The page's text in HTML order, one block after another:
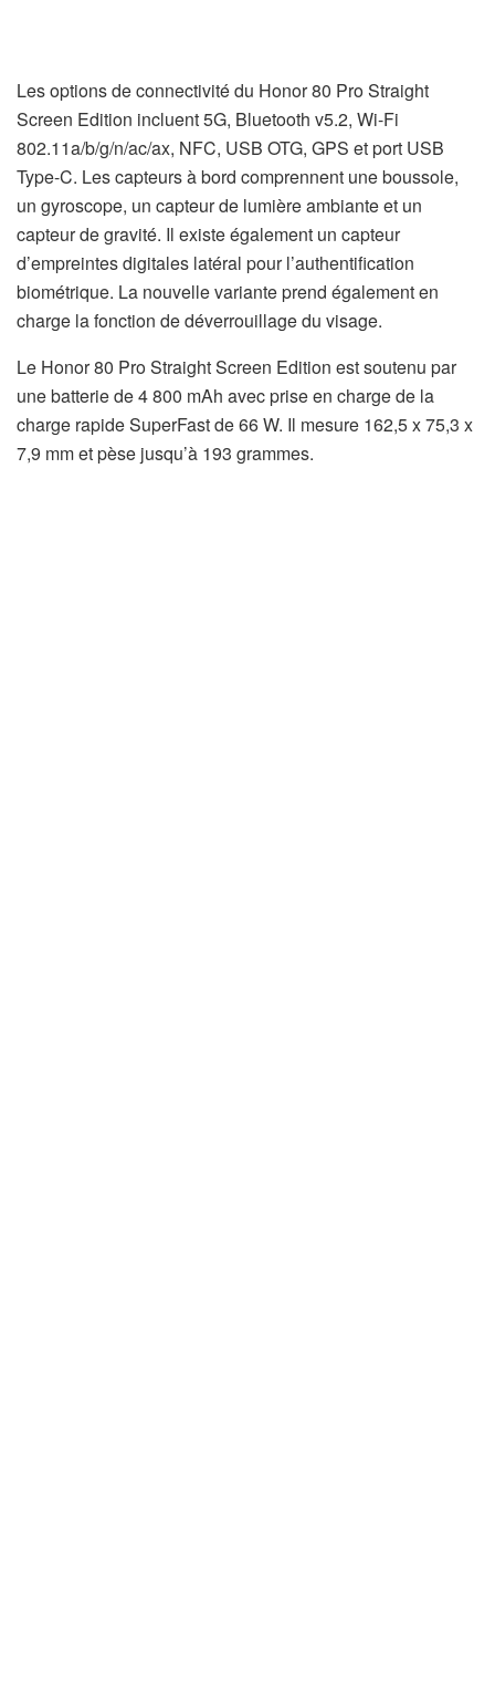
Les options de connectivité du Honor 80 Pro Straight
Screen Edition incluent 5G, Bluetooth v5.2, Wi-Fi
802.11a/b/g/n/ac/ax, NFC, USB OTG, GPS et port USB
Type-C. Les capteurs à bord comprennent une boussole,
un gyroscope, un capteur de lumière ambiante et un
capteur de gravité. Il existe également un capteur
d’empreintes digitales latéral pour l’authentification
biométrique. La nouvelle variante prend également en
charge la fonction de déverrouillage du visage.
Le Honor 80 Pro Straight Screen Edition est soutenu par
une batterie de 4 800 mAh avec prise en charge de la
charge rapide SuperFast de 66 W. Il mesure 162,5 x 75,3 x
7,9 mm et pèse jusqu’à 193 grammes.